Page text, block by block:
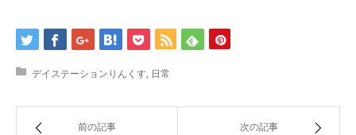
デイステーションりんくす, 日常
前の記事 次の記事